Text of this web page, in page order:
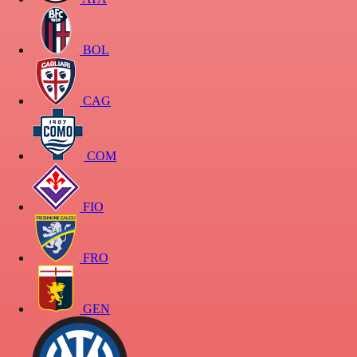
BOL
CAG
COM
FIO
FRO
GEN